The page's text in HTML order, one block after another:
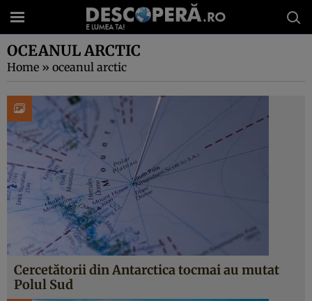
OCEANUL ARCTIC
Home » oceanul arctic
Cercetătorii din Antarctica tocmai au mutat
Polul Sud